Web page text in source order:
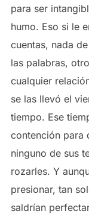
para ser
humo. Eso si le
cuentas, nada
las palabras,
cualquier
se las llevó el
tiempo. Ese
contención para
ninguno de sus
rozarles. Y
presionar, tan
saldrían